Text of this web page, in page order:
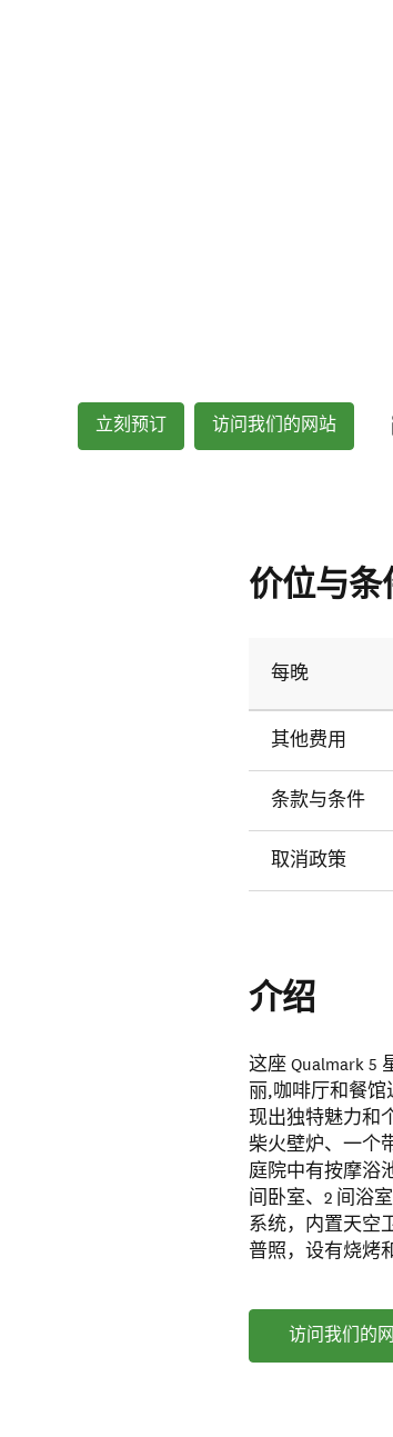
立刻预订 访问我们的网站
价位与条
每晚
其他费用
条款与条件
取消政策
介绍
这座 Qualmark
丽,咖啡厅和餐馆
现出独特魅力和
柴火壁炉、一个
庭院中有按摩浴
间卧室、2 间浴
系统，内置天空
普照，设有烧烤
访问我们的